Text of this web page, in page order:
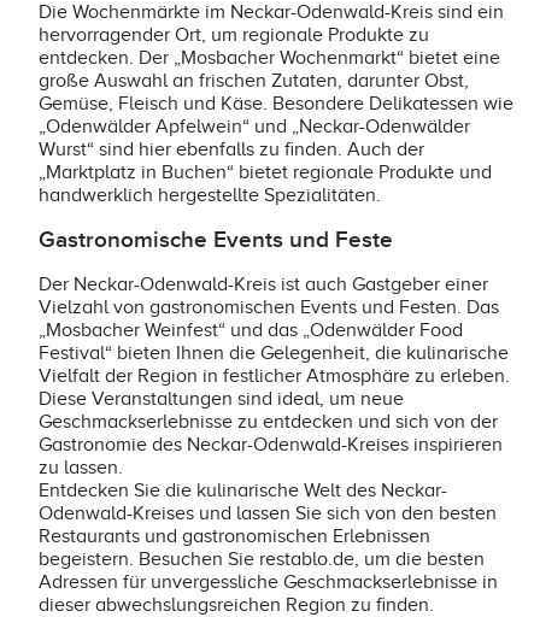
Die Wochenmärkte im Neckar-Odenwald-Kreis sind ein
hervorragender Ort, um regionale Produkte zu
entdecken. Der „Mosbacher Wochenmarkt“ bietet eine
große Auswahl an frischen Zutaten, darunter Obst,
Gemüse, Fleisch und Käse. Besondere Delikatessen wie
„Odenwälder Apfelwein“ und „Neckar-Odenwälder
Wurst“ sind hier ebenfalls zu finden. Auch der
„Marktplatz in Buchen“ bietet regionale Produkte und
handwerklich hergestellte Spezialitäten.
Gastronomische Events und Feste
Der Neckar-Odenwald-Kreis ist auch Gastgeber einer
Vielzahl von gastronomischen Events und Festen. Das
„Mosbacher Weinfest“ und das „Odenwälder Food
Festival“ bieten Ihnen die Gelegenheit, die kulinarische
Vielfalt der Region in festlicher Atmosphäre zu erleben.
Diese Veranstaltungen sind ideal, um neue
Geschmackserlebnisse zu entdecken und sich von der
Gastronomie des Neckar-Odenwald-Kreises inspirieren
zu lassen.
Entdecken Sie die kulinarische Welt des Neckar-
Odenwald-Kreises und lassen Sie sich von den besten
Restaurants und gastronomischen Erlebnissen
begeistern. Besuchen Sie restablo.de, um die besten
Adressen für unvergessliche Geschmackserlebnisse in
dieser abwechslungsreichen Region zu finden.